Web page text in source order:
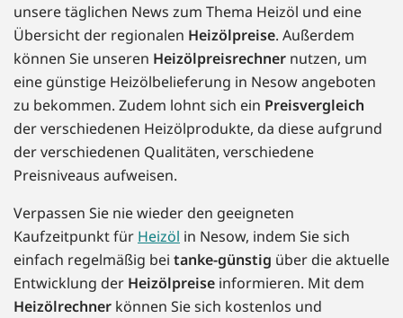
unsere täglichen News zum Thema Heizöl und eine
Übersicht der regionalen Heizölpreise. Außerdem
können Sie unseren Heizölpreisrechner nutzen, um
eine günstige Heizölbelieferung in Nesow angeboten
zu bekommen. Zudem lohnt sich ein Preisvergleich
der verschiedenen Heizölprodukte, da diese aufgrund
der verschiedenen Qualitäten, verschiedene
Preisniveaus aufweisen.
Verpassen Sie nie wieder den geeigneten
Kaufzeitpunkt für Heizöl in Nesow, indem Sie sich
einfach regelmäßig bei tanke-günstig über die aktuelle
Entwicklung der Heizölpreise informieren. Mit dem
Heizölrechner können Sie sich kostenlos und